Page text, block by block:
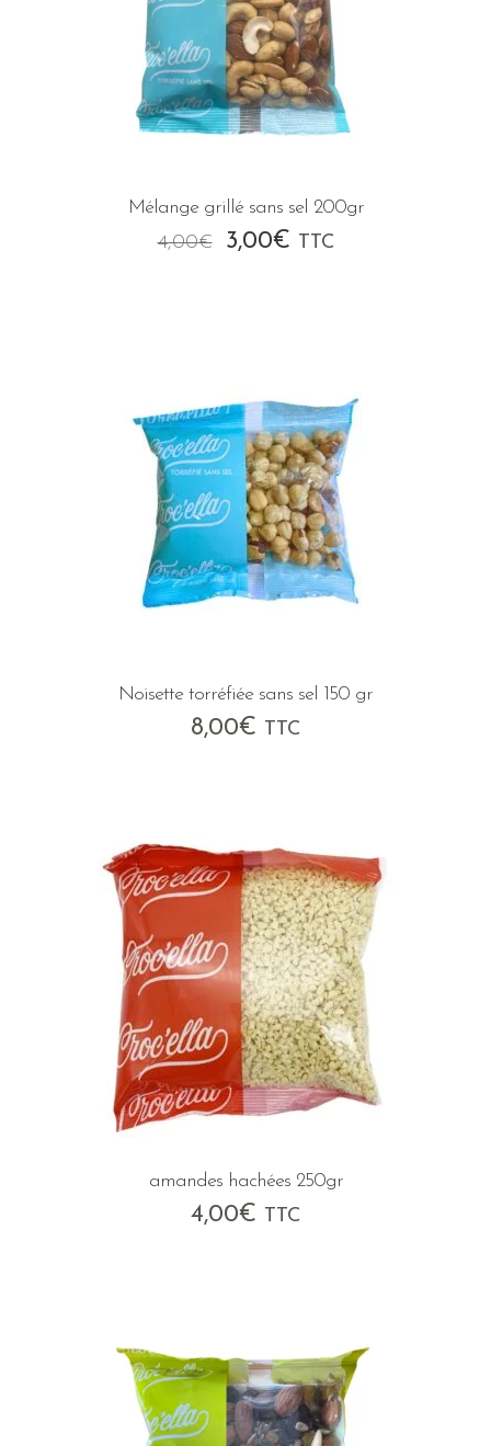
Mélange grillé sans sel 200gr
4,00€
Le
3,00€Le
TTC
Noisette torréfiée sans sel 150 gr
8,00€ TTC
amandes hachées 250gr
4,00€ TTC